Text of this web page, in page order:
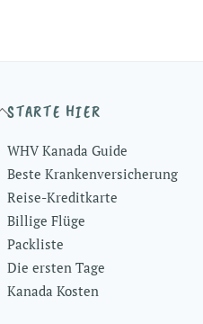
Back
Top
STARTE HIER
WHV Kanada Guide
Beste Krankenversicherung
Reise-Kreditkarte
Billige Flüge
Packliste
Die ersten Tage
Kanada Kosten